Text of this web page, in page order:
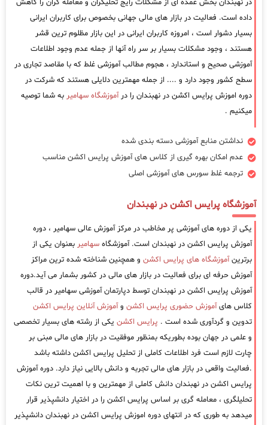
در نهبندان بخش عمده ای از مشکلات رایج تحلیگران و معامله گران را کاهش
داده است. فعالیت در بازار های مالی جهانی بخصوص برای کاربران ایرانی
بسیار دشوار است ، امروزه کاربران ایرانی در این بازار مظلوم ترین قشر
هستند ، وجود مشکلات بسیار بر سر راه آنها از جمله عدم وجود اطلاعات
آموزشی صحیح و استاندارد ، هجوم مطالب آموزشی غلط که با مقاصد تجاری در
سطح کشور وجود دارد و .... از جمله مهمترین دلایلی هستند که شرکت در
دوره اموزش پرایس اکشن در نهبندان را درآموزشگاه سهامیر به شما توصیه
میکنیم .
نداشتن منابع آموزشی دسته بندی شده
عدم امکان بهره گیری از کلاس های آموزش پرایس اکشن مناسب
ترجمه غلط سورس های آموزشی اصلی
آموزشگاه پرایس اکشن در نهبندان
یکی از دوره های آموزشی پر مخاطب در مرکز آموزش عالی سهامیر ، دوره
آموزش پرایس اکشن در نهبندان است. آموزشگاه سهامیر بعنوان یکی از
برترینآموزشگاه های پرایس اکشن و همچنین شناخته شده ترین مراکز
آموزش حرفه ای برای فعالیت در بازار های مالی در کشور بشمار می آید.دوره
آموزش پرایس اکشن در نهبندان توسط دپارتمان آموزشی سهامیر در قالب
کلاس هایآموزش حضوری پرایس اکشن وآموزش آنلاین پرایس اکشن
تدوین و گردآوری شده است . پرایس اکشن یکی از رشته های بسیار تخصصی
و علمی در جهان بوده بطوریکه بمنظور موفقیت در بازار های مالی مبنی بر
چارت لازم است فرد اطلاعات کاملی از تحلیل پرایس اکشن داشته باشد
.فعالیت واقعی در بازار های مالی تجربه و دانش بالایی نیاز دارد. دوره آموزش
پرایس اکشن در نهبندان دانش کاملی از مهمترین و با اهمیت ترین نکات
تحلیلگری ، معامله گری بر اساس پرایس اکشن را در اختیار دانشپذیر قرار
میدهد به طوری که در انتهای دوره اموزش پرایس اکشن در نهبندان دانشپذیر